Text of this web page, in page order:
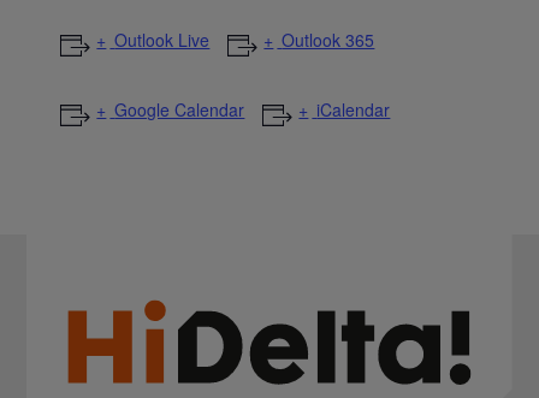
Outlook Live Outlook 365
Google Calendar iCalendar